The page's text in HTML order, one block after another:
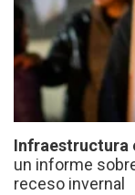
Infraestructura
un informe
receso invernal